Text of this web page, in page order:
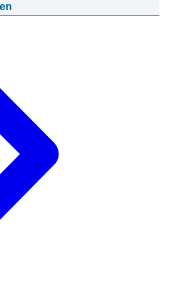
van Cubic Farms